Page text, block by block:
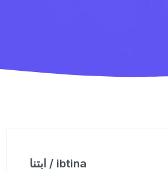
ابتنا / ibtina